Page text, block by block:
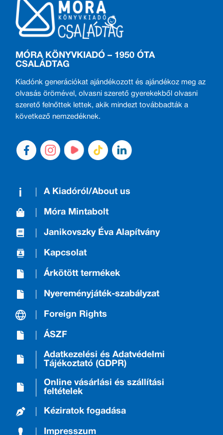
MÓRA KÖNYVKIADÓ – 1950 ÓTA
CSALÁDTAG
Kiadónk generációkat ajándékozott és ajándékoz meg az
olvasás örömével, olvasni szerető gyerekekből olvasni
szerető felnőttek lettek, akik mindezt továbbadták a
következő nemzedéknek.
A Kiadóról/About us
Móra Mintabolt
Janikovszky Éva Alapítvány
Kapcsolat
Árkötött termékek
Nyereményjáték-szabályzat
Foreign Rights
ÁSZF
Adatkezelési és Adatvédelmi
Tájékoztató (GDPR)
Online vásárlási és szállítási
feltételek
Kéziratok fogadása
Impresszum